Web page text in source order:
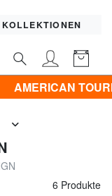
KOLLEKTIONEN
6 Produkte